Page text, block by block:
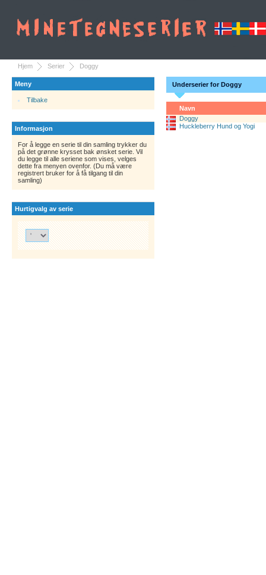
Hjem Serier Doggy
Meny
Tilbake
Informasjon
For å legge en serie til din samling trykker du
på det grønne krysset bak ønsket serie. Vil
du legge til alle seriene som vises, velges
dette fra menyen ovenfor. (Du må være
registrert bruker for å få tilgang til din
samling)
Hurtigvalg av serie
Underserier for Doggy
Navn
Doggy
Huckleberry Hund og Yogi